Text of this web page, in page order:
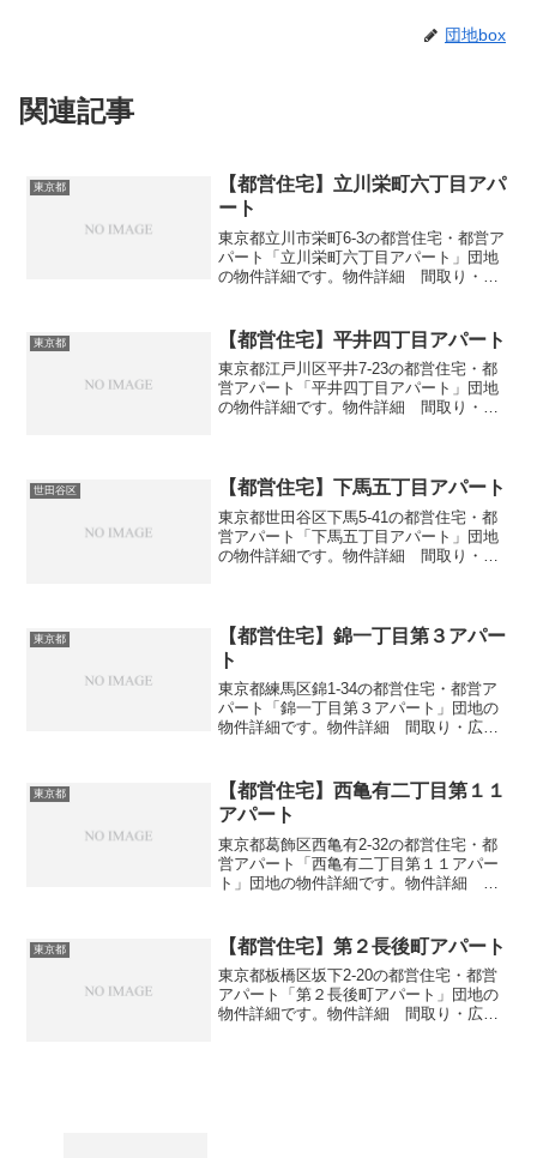
団地box
関連記事
東京都
【都営住宅】立川栄町六丁目アパ
ート
東京都立川市栄町6-3の都営住宅・都営ア
パート「立川栄町六丁目アパート」団地
の物件詳細です。物件詳細 間取り・広
さ・面積63㎡建設年度築年数1984交通・
アクセス...
東京都 【都営住宅】平井四丁目アパート
東京都江戸川区平井7-23の都営住宅・都
営アパート「平井四丁目アパート」団地
の物件詳細です。物件詳細 間取り・広
アクセス...
世田谷区 【都営住宅】下馬五丁目アパート
東京都世田谷区下馬5-41の都営住宅・都
営アパート「下馬五丁目アパート」団地
の物件詳細です。物件詳細 間取り・広
アクセス...
東京都
【都営住宅】錦一丁目第３アパー
ト
東京都練馬区錦1-34の都営住宅・都営ア
パート「錦一丁目第３アパート」団地の
物件詳細です。物件詳細 間取り・広さ
面積55㎡建設年度築年数1995交通・アク
セス主な...
東京都
【都営住宅】西亀有二丁目第１１
アパート
東京都葛飾区西亀有2-32の都営住宅・都
営アパート「西亀有二丁目第１１アパー
ト」団地の物件詳細です。物件詳細 間
2-32間取り3DK広さ・面積61㎡建設年度
築年数198...
東京都 【都営住宅】第２長後町アパート
東京都板橋区坂下2-20の都営住宅・都営
アパート「第２長後町アパート」団地の
物件詳細です。物件詳細 間取り・広さ